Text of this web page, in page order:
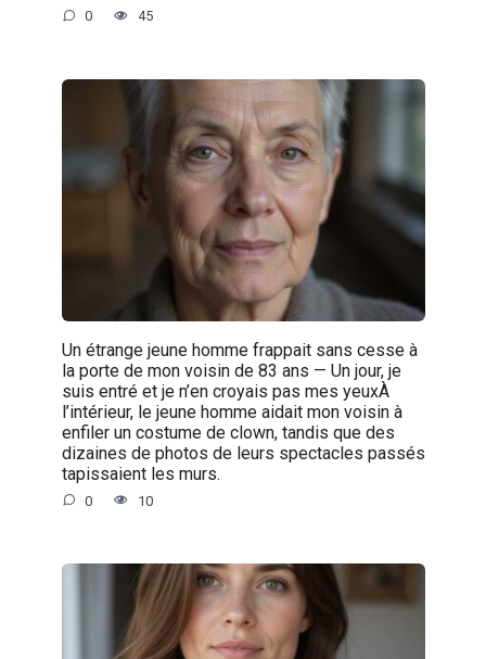
0 45
Un étrange jeune homme frappait sans cesse à
la porte de mon voisin de 83 ans — Un jour, je
suis entré et je n’en croyais pas mes yeuxÀ
l’intérieur, le jeune homme aidait mon voisin à
enfiler un costume de clown, tandis que des
dizaines de photos de leurs spectacles passés
tapissaient les murs.
0 10